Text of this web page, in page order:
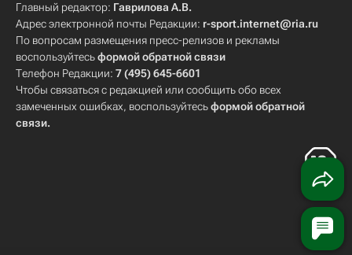
Главный редактор: Гаврилова А.В.
Адрес электронной почты Редакции: r-sport.internet@ria.ru
По вопросам размещения пресс-релизов и рекламы
воспользуйтесьформой обратной связи
Телефон Редакции: 7 (495) 645-6601
Чтобы связаться с редакцией или сообщить обо всех
замеченных ошибках, воспользуйтесьформой обратной
связи.